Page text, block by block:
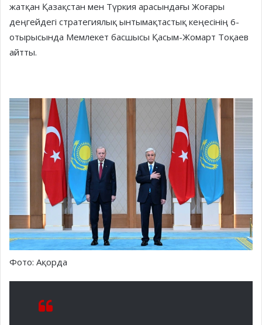
жатқан Қазақстан мен Түркия арасындағы Жоғары
деңгейдегі стратегиялық ынтымақтастық кеңесінің 6-
отырысында Мемлекет басшысы Қасым-Жомарт Тоқаев
айтты.
Фото: Ақорда